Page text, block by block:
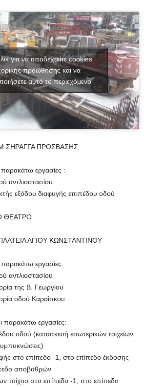
για να αποδεχτείτε cookies
προώθησης και να
αυτό το περιεχόμενο
ΣΗΡΑΓΓΑ ΠΡΟΣΒΑΣΗΣ
εργασίες :
αντλιοστασίου
εξόδου διαφυγής επιπέδου οδού
ΘΕΑΤΡΟ
ΑΓΙΟΥ ΚΩΝΣΤΑΝΤΙΝΟΥ
εργασίες:
αντλιοστασίου
της Β. Γεωργίου
οδού Καραΐσκου
παρακάτω εργασίες:
οδού (κατασκευή εσωτερικών τοιχείων
στο επίπεδο -1, στο επίπεδο έκδοσης
αποβαθρών
τοίχου στο επίπεδο -1, στο επίπεδο